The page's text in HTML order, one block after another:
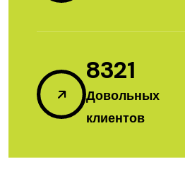
8321
Довольных
клиентов